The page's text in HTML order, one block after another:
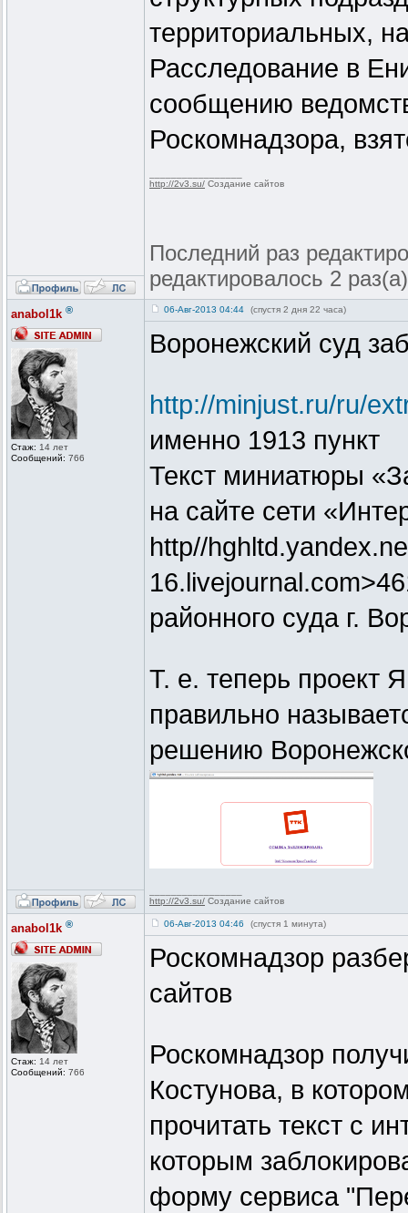
территориальных,
Расследование в
сообщению
Роскомнадзора,
http://2v3.su/ Создание сайтов
Последний раз
редактировалось 2 раз(а)
anabol1k ®
Стаж: 14 лет
Сообщений: 766
06-Авг-2013 04:44 (спустя 2 дня 22 часа)
Воронежский суд
http://minjust.ru/ru/
именно 1913 пункт
Текст миниатюры
на сайте сети
http//
районного суда г.
Т. е. теперь проект
правильно
решению
http://2v3.su/ Создание сайтов
anabol1k ®
Стаж: 14 лет
Сообщений: 766
06-Авг-2013 04:46 (спустя 1 минута)
Роскомнадзор
сайтов
Роскомнадзор
Костунова, в
прочитать текст с
которым
форму сервиса